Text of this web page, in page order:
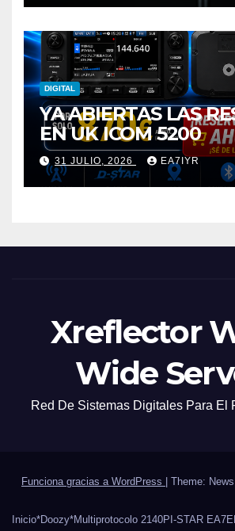
DIGITAL
YA ABIERTAS LAS
EN UK ICOM 5200
31 JULIO, 2026 EA7IYR
Xreflector
Wide
Red De Sistemas Digitales Para El
Funciona gracias a WordPress | Theme:
Inicio*Doozy*Multiprotocolo 2140PI-STAR